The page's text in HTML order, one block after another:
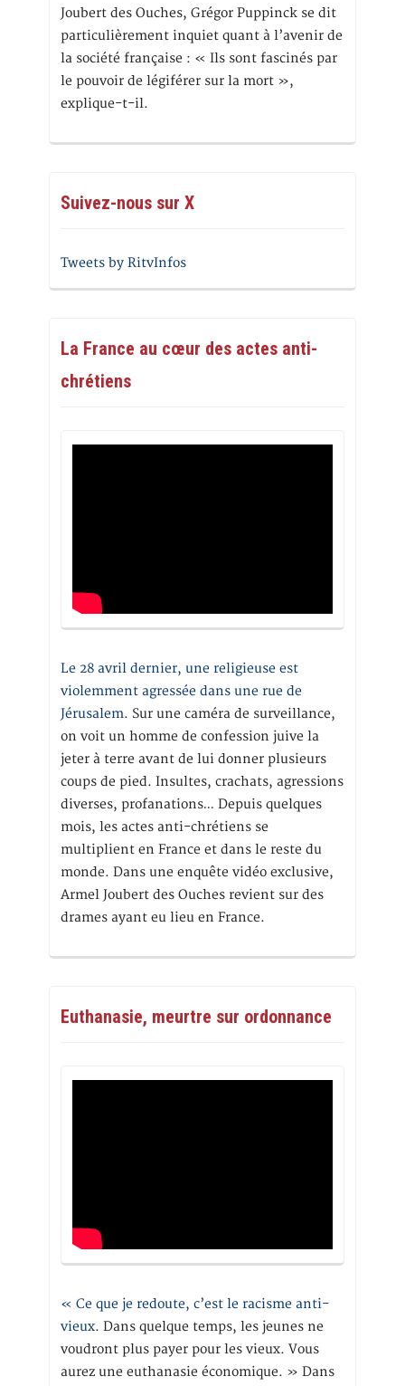
Joubert des Ouches, Grégor Puppinck se dit
particulièrement inquiet quant à l’avenir de
la société française : « Ils sont fascinés par
le pouvoir de légiférer sur la mort »,
explique-t-il.
Suivez-nous sur X
Tweets by RitvInfos
La France au cœur des actes anti-
chrétiens
Le 28 avril dernier, une religieuse est
violemment agressée dans une rue de
Jérusalem. Sur une caméra de surveillance,
on voit un homme de confession juive la
jeter à terre avant de lui donner plusieurs
coups de pied. Insultes, crachats, agressions
diverses, profanations… Depuis quelques
mois, les actes anti-chrétiens se
multiplient en France et dans le reste du
monde. Dans une enquête vidéo exclusive,
Armel Joubert des Ouches revient sur des
drames ayant eu lieu en France.
Euthanasie, meurtre sur ordonnance
« Ce que je redoute, c’est le racisme anti-
vieux. Dans quelque temps, les jeunes ne
voudront plus payer pour les vieux. Vous
aurez une euthanasie économique. » Dans